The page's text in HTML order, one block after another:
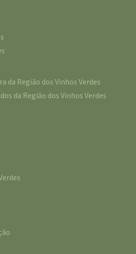
da Região dos Vinhos Verdes
da Região dos Vinhos Verdes